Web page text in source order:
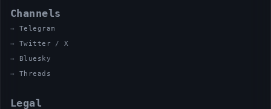
Channels
Telegram
Twitter / X
Bluesky
Threads
Legal